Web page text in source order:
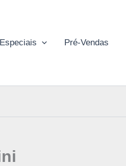
Especiais Pré-Vendas